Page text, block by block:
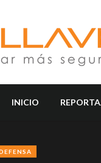
INICIO